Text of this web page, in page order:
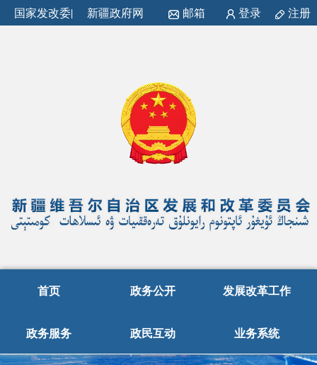
国家发改委| 新疆政府网 邮箱 登录 注册
首页 政务公开 发展改革工作
政务服务 政民互动 业务系统